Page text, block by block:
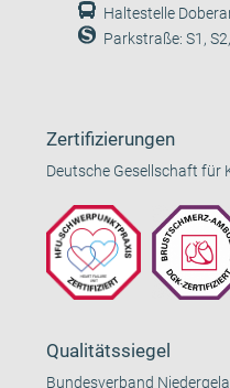
Haltestelle
Parkstraße: S1,
Zertifizierungen
Deutsche Gesellschaft für
Qualitätssiegel
Bundesverband